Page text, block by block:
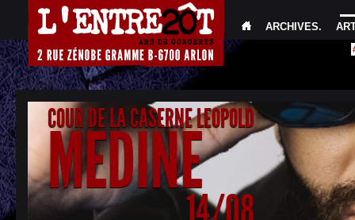
ARCHIVES.
COUR DE LA CASERNE LEOPOLD
MEDINE